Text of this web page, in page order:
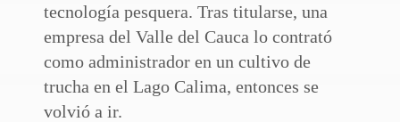
tecnología pesquera. Tras titularse, una
empresa del Valle del Cauca lo contrató
como administrador en un cultivo de
trucha en el Lago Calima, entonces se
volvió a ir.